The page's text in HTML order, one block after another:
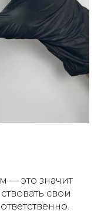
— это значит
свои